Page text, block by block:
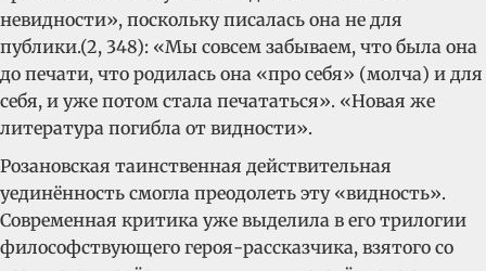
невидности», поскольку писалась она не для
публики.(2, 348): «Мы совсем забываем, что была она
до печати, что родилась она «про себя» (молча) и для
себя, и уже потом стала печататься». «Новая же
литература погибла от видности».
Розановская таинственная действительная
уединённость смогла преодолеть эту «видность».
Современная критика уже выделила в его трилогии
философствующего героя-рассказчика, взятого со